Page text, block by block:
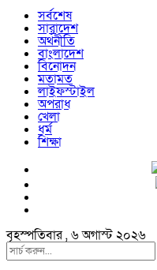
সর্বশেষ
সারাদেশ
অর্থনীতি
বাংলাদেশ
বিনোদন
মতামত
লাইফস্টাইল
অপরাধ
খেলা
ধর্ম
শিক্ষা
বৃহস্পতিবার , ৬ অগাস্ট ২০২৬